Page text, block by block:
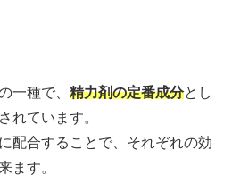
一種で、 精力剤の定番成分とし
れています。
配合することで、それぞれの効
ます。